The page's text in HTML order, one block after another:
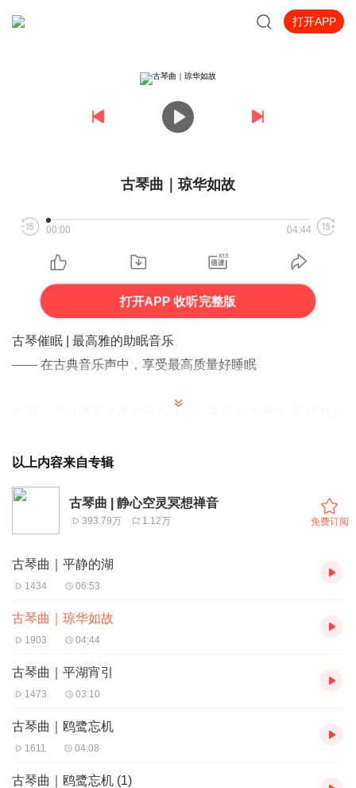
打开APP
古琴曲｜琼华如故
00:00 04:44
打开APP 收听完整版
古琴催眠 | 最高雅的助眠音乐
—— 在古典音乐声中，享受最高质量好睡眠
古往今来，多少文人墨客都以抚琴为最高雅的技能。
别再为世事纷扰所忧心了
就让这优雅的琴声
伴您进入最美的梦乡吧
Good night
以上内容来自专辑
古琴曲 | 静心空灵冥想禅音
393.79万 1.12万 免费订阅
古琴曲｜平静的湖
1434 06:53
古琴曲｜琼华如故
1903 04:44
古琴曲｜平湖宵引
1473 03:10
古琴曲｜鸥鹭忘机
1611 04:08
古琴曲｜鸥鹭忘机 (1)